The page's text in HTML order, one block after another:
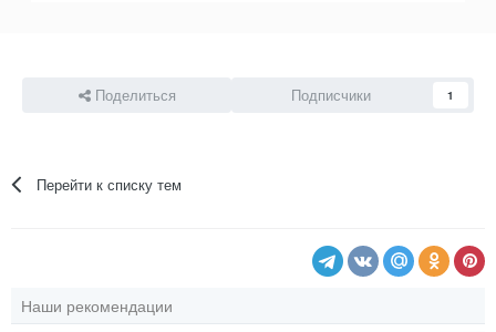
Поделиться Подписчики 1
Перейти к списку тем
Наши рекомендации